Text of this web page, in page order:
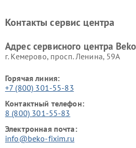
Ремонт холодильников Beko
Контакты сервис центра
Адрес сервисного центра
г. Кемерово, просп. Ленина, 59А
Горячая линия:
+7 (800) 301-55-83
Контактный телефон:
8 (800) 301-55-83
Электронная почта:
info@beko-fixim.ru